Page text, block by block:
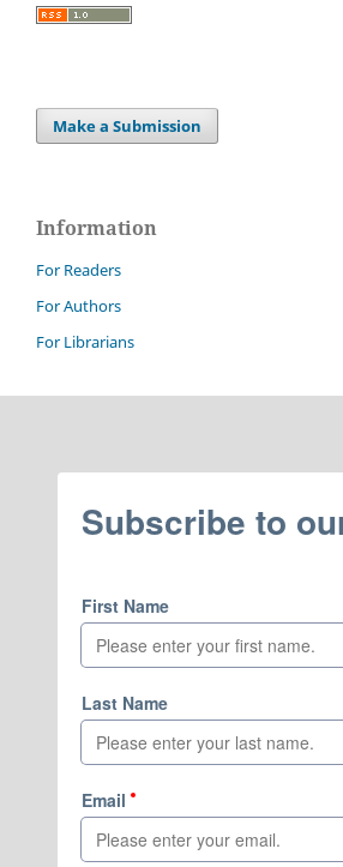
Make a Submission
Information
For Readers
For Authors
For Librarians